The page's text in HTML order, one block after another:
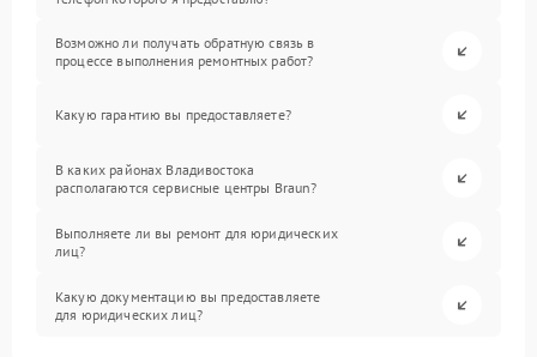
Возможно ли получать обратную связь в
процессе выполнения ремонтных работ?
Какую гарантию вы предоставляете?
В каких районах Владивостока
располагаются сервисные центры Braun?
Выполняете ли вы ремонт для юридических
лиц?
Какую документацию вы предоставляете
для юридических лиц?